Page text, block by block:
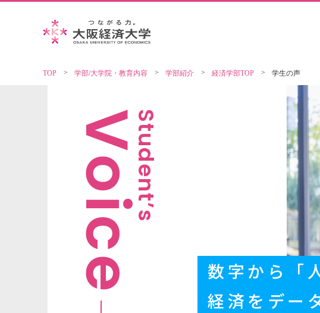
TOP 学部/大学院・教育内容 学部紹介 経済学部TOP 学生の声
Student’s
Voice
数字から「
経済をデー